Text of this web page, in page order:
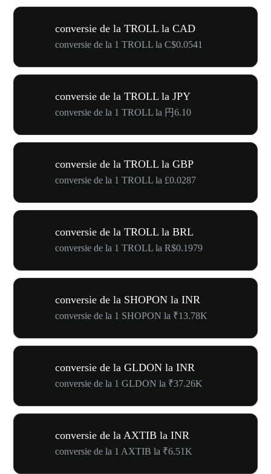
conversie de la TROLL la CAD
conversie de la 1 TROLL la C$0.0541
conversie de la TROLL la JPY
conversie de la 1 TROLL la 円6.10
conversie de la TROLL la GBP
conversie de la 1 TROLL la £0.0287
conversie de la TROLL la BRL
conversie de la 1 TROLL la R$0.1979
conversie de la SHOPON la INR
conversie de la 1 SHOPON la ₹13.78K
conversie de la GLDON la INR
conversie de la 1 GLDON la ₹37.26K
conversie de la AXTIB la INR
conversie de la 1 AXTIB la ₹6.51K